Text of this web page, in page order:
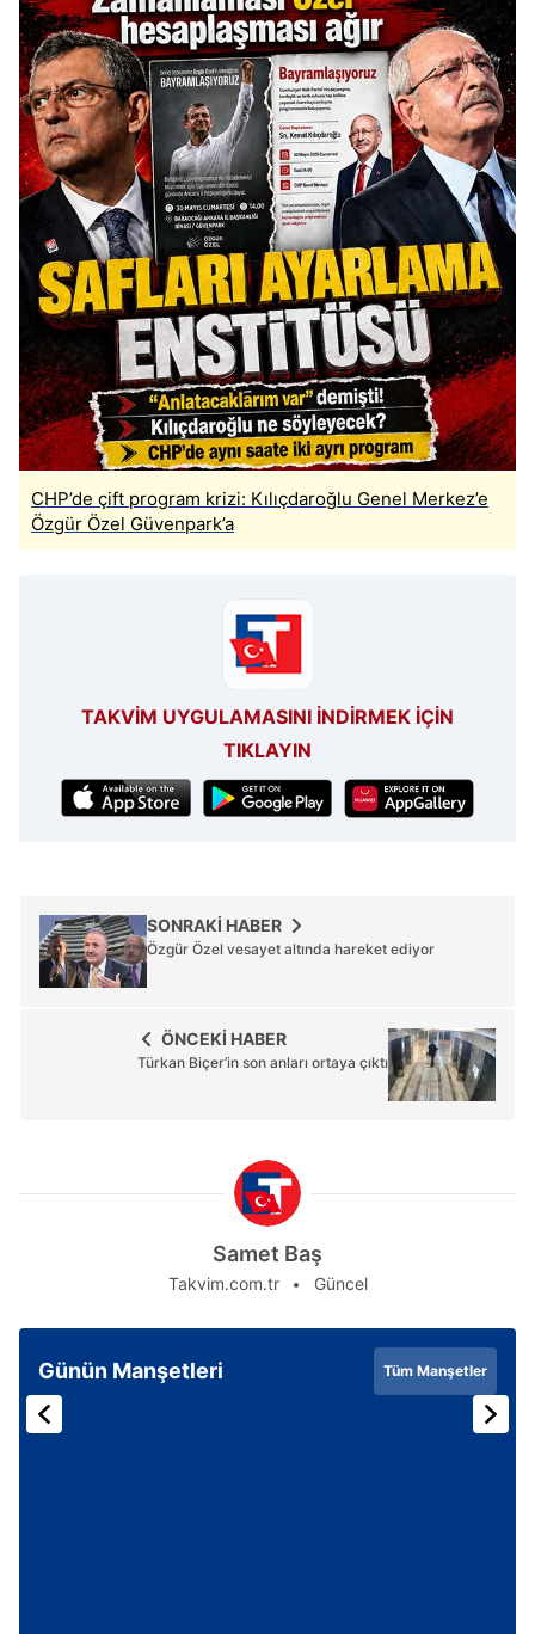
CHP’de çift program krizi: Kılıçdaroğlu Genel Merkez’e
Özgür Özel Güvenpark’a
TAKVİM UYGULAMASINI İNDİRMEK İÇİN
TIKLAYIN
SONRAKİ HABER
Özgür Özel vesayet altında hareket ediyor
ÖNCEKİ HABER
Türkan Biçer’in son anları ortaya çıktı
Samet Baş
Takvim.com.tr Güncel
Günün Manşetleri Tüm Manşetler